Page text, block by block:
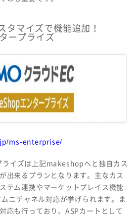
タマイズで機能追加！
ープライズ
ms-enterprise/
イズは上記makeshopへと独自カス
出来るプランとなります。主なカス
テム連携やマーケットプレイス機能
ニチャネル対応が挙げられます。ま
応も行っており、ASPカートとして